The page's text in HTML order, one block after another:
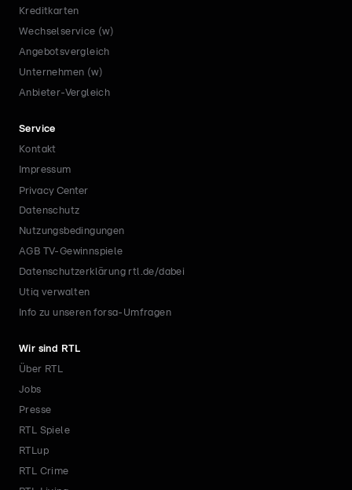
Kreditkarten
Wechselservice (w)
Angebotsvergleich
Unternehmen (w)
Anbieter-Vergleich
Service
Kontakt
Impressum
Privacy Center
Datenschutz
Nutzungsbedingungen
AGB TV-Gewinnspiele
Datenschutzerklärung rtl.de/dabei
Utiq verwalten
Info zu unseren forsa-Umfragen
Wir sind RTL
Über RTL
Jobs
Presse
RTL Spiele
RTLup
RTL Crime